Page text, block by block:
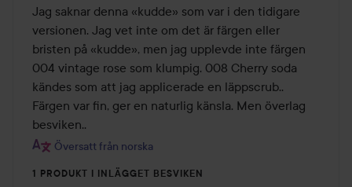
av
5
Jag saknar denna «kudde» som var i den tidigare
versionen. Jag vet inte om det är färgen eller
bristen på «kudde», men jag upplevde inte färgen
004 vintage rose som klumpig. 008 Cherry soda
kändes som att jag applicerade en läppscrub..
Färgen var fin, ger en naturlig känsla. Men överlag
besviken..
Översatt från norska
1 PRODUKT I INLÄGGET BESVIKEN